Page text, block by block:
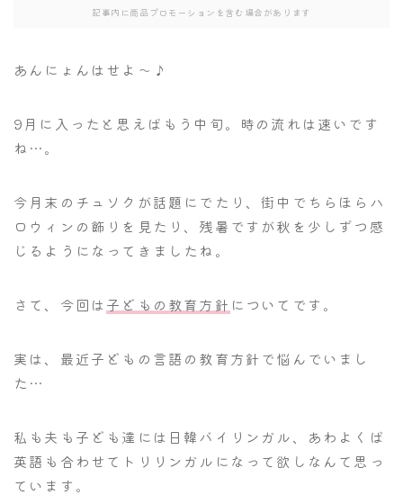
記事内に商品プロモーションを含む場合があります
あんにょんはせよ～♪
9月に入ったと思えばもう中旬。時の流れは速いです
ね…。
今月末のチュソクが話題にでたり、街中でちらほらハ
ロウィンの飾りを見たり、残暑ですが秋を少しずつ感
じるようになってきましたね。
さて、今回は 子どもの教育方針 についてです。
実は、最近子どもの言語の教育方針で悩んでいまし
た…
私も夫も子ども達には日韓バイリンガル、あわよくば
英語も合わせてトリリンガルになって欲しなんて思っ
ています。